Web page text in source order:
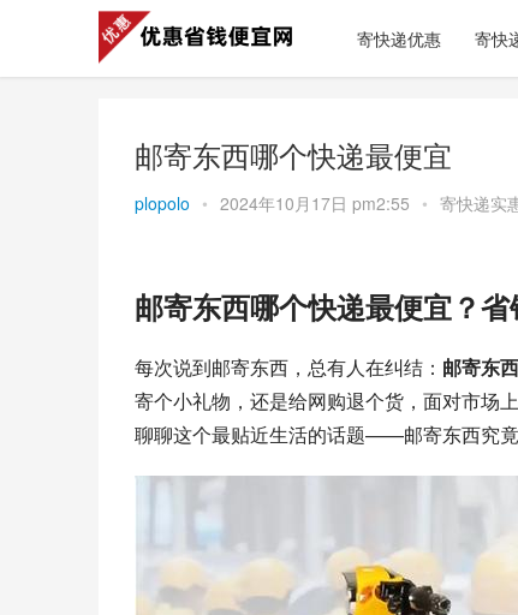
寄快递优惠 寄快
邮寄东西哪个快递最便宜
plopolo • 2024年10月17日 pm2:55 • 寄快递实
邮寄东西哪个快递最便宜？省
每次说到邮寄东西，总有人在纠结： 邮寄东
寄个小礼物，还是给网购退个货，面对市场
聊聊这个最贴近生活的话题——邮寄东西究竟